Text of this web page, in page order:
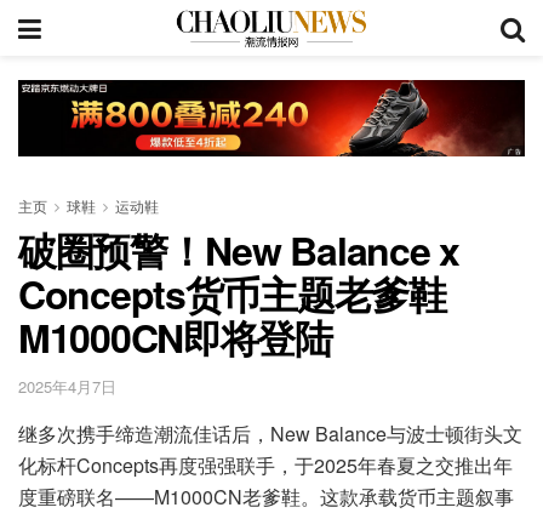
主页 球鞋 运动鞋
破圈预警！New Balance x
Concepts货币主题老爹鞋
M1000CN即将登陆
2025年4月7日
继多次携手缔造潮流佳话后，New Balance与波士顿街头文
化标杆Concepts再度强强联手，于2025年春夏之交推出年
度重磅联名——M1000CN老爹鞋。这款承载货币主题叙事